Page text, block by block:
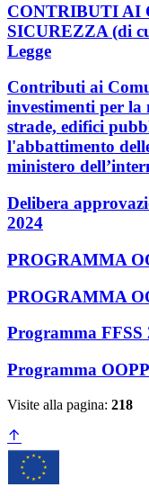
CONTRIBUTI AI
SICUREZZA (di
Legge
Contributi ai
investimenti per la
strade, edifici
l'abbattimento
ministero
Delibera
2024
PROGRAMMA
PROGRAMMA
Programma FFSS
Programma
Visite alla pagina: 218